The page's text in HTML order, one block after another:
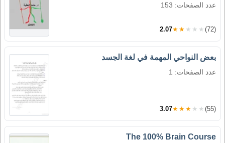
عدد الصفحات: 153
2.07★★★★★ (72)
بعض النواحي المهمة في لغة الجسد
عدد الصفحات: 1
3.07★★★★★ (55)
The 100% Brain Course